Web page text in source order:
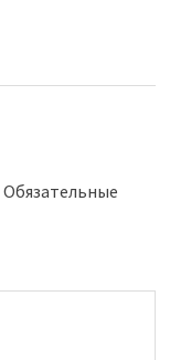
Обязательные